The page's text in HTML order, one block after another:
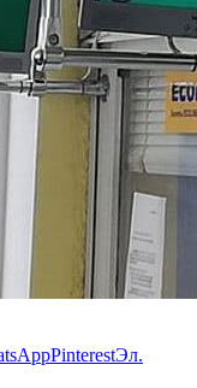
PinterestЭл.